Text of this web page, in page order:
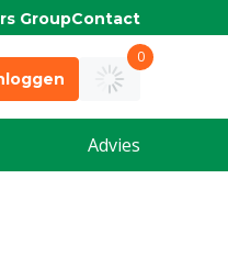
GroupContact
0
Advies